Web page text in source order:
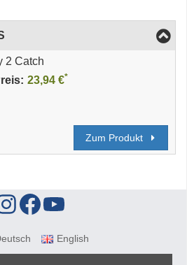
2 Catch
23,94 €*
Zum Produkt
English